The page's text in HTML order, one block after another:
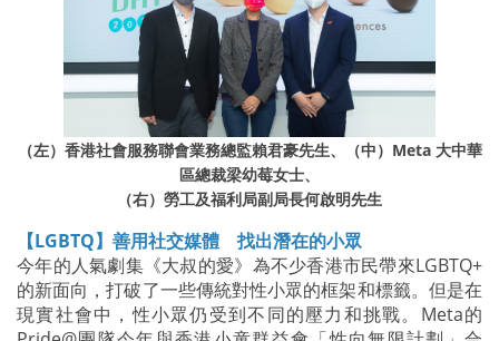
（左）香港社會服務聯會業務總監賴君豪先生、（中）Meta 大中華
區總裁梁幼莓女士、
（右）勞工及福利局副局長何啟明先生
【LGBTQ】善用社交媒體 找出潛在的小眾
今年的人氣劇集《大叔的愛》為不少香港市民帶來LGBTQ+
的新面向，打破了一些傳統對性小眾的框架和標籤。但是在
現實社會中，性小眾仍受到不同的壓力和挑戰。Meta的